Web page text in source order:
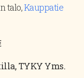
talo,Kauppatie
TYKY Yms.